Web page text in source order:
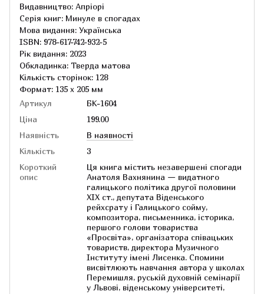
Видавництво: Апріорі
Серія книг: Минуле в спогадах
Мова видання: Українська
ISBN: 978-617-742-932-5
Рік видання: 2023
Обкладинка: Тверда матова
Кількість сторінок: 128
Формат: 135 х 205 мм
Артикул
БК-1604
Ціна
199.00
Наявність
В наявності
Кількість
3
Короткий
опис
Ця книга містить незавершені спогади
Анатоля Вахнянина — видатного
галицького політика другої половини
XIX cт., депутата Віденського
рейхсрату і Галицького сойму,
композитора, письменника, історика,
першого голови товариства
«Просвіта», організатора співацьких
товариств, директора Музичного
Інституту імені Лисенка. Спомини
висвітлюють навчання автора у школах
Перемишля, руській духовній семінарії
у Львові, віденському університеті,